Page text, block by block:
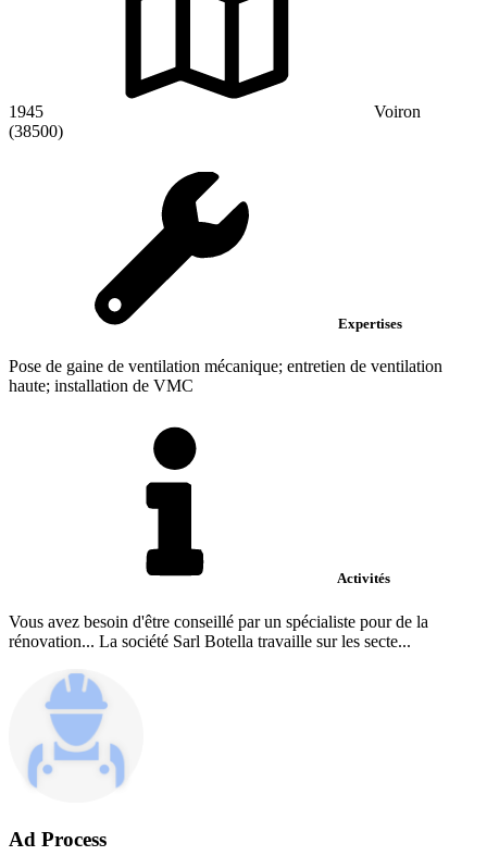
1945
Voiron
(38500)
Expertises
Pose de gaine de ventilation mécanique; entretien de ventilation
haute; installation de VMC
Activités
Vous avez besoin d'être conseillé par un spécialiste pour de la
rénovation... La société Sarl Botella travaille sur les secte...
Ad Process